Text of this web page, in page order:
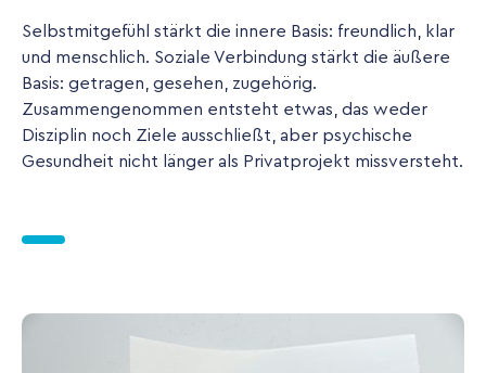
Selbstmitgefühl stärkt die innere Basis: freundlich, klar
und menschlich. Soziale Verbindung stärkt die äußere
Basis: getragen, gesehen, zugehörig.
Zusammengenommen entsteht etwas, das weder
Disziplin noch Ziele ausschließt, aber psychische
Gesundheit nicht länger als Privatprojekt missversteht.